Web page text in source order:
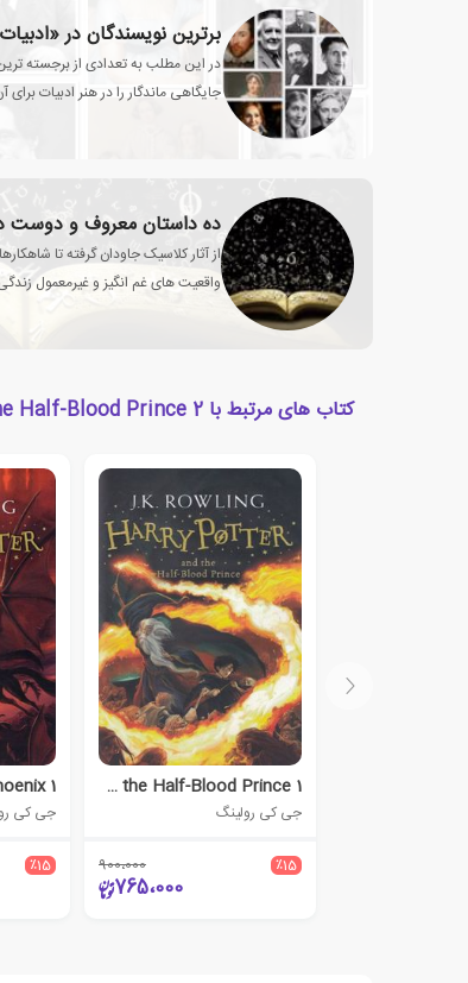
برترین نویسندگان در «ادبیات
در این مطلب به تعدادی از برجسته
جایگاهی ماندگار را در هنر ادبیات
ده داستان معروف و دوست
از آثار کلاسیک جاودان گرفته تا
واقعیت های غم انگیز و غیرمعمول
کتاب های مرتبط با Harry Potter and the Half-Blood Prince 2
Harry Potter and the Half-Blood Prince 1
جی کی رولینگ
٪15 900،000
765،000
جی کی
٪15